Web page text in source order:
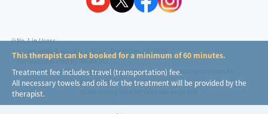
This therapist can be booked for a minimum of 60 minutes.
Treatment fee includes travel (transportation) fee.
All necessary towels and oils for the treatment will be provided by the
therapist.
※No.1 in Users
・Survey period:
January 1, 2024 - December 31, 2025
・Survey conducted by:Wedia Inc.
・Surveyed companies:8 companies providing outcall relaxation services for
individuals